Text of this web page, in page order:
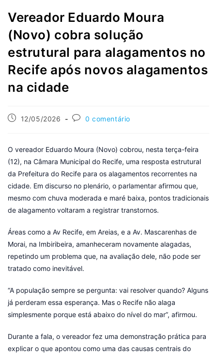
Vereador Eduardo Moura
(Novo) cobra solução
estrutural para alagamentos no
Recife após novos alagamentos
na cidade
12/05/2026 0 comentário
O vereador Eduardo Moura (Novo) cobrou, nesta terça-feira
(12), na Câmara Municipal do Recife, uma resposta estrutural
da Prefeitura do Recife para os alagamentos recorrentes na
cidade. Em discurso no plenário, o parlamentar afirmou que,
mesmo com chuva moderada e maré baixa, pontos tradicionais
de alagamento voltaram a registrar transtornos.
Áreas como a Av Recife, em Areias, e a Av. Mascarenhas de
Morai, na Imbiribeira, amanheceram novamente alagadas,
repetindo um problema que, na avaliação dele, não pode ser
tratado como inevitável.
“A população sempre se pergunta: vai resolver quando? Alguns
já perderam essa esperança. Mas o Recife não alaga
simplesmente porque está abaixo do nível do mar”, afirmou.
Durante a fala, o vereador fez uma demonstração prática para
explicar o que apontou como uma das causas centrais do